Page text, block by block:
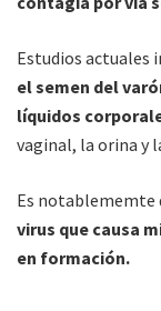
Estudios actuales
el semen del
líquidos
vaginal, la orina y
Es notablememte
virus que causa
en formación.